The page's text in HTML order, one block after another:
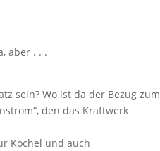
aber . . .
sein? Wo ist da der Bezug zum
den das Kraftwerk
Kochel und auch